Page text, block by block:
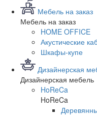
Мебель на заказ
Мебель на заказ
HOME OFFICE
Акустические
Шкафы-купе
Дизайнерская
Дизайнерская мебель
HoReCa
HoReCa